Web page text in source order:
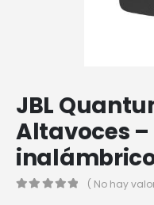
JBL
Altavoces –
( No hay